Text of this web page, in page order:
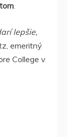
.
lepšie,
emeritný
College v